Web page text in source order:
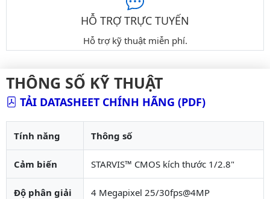
HỖ TRỢ TRỰC TUYẾN
Hỗ trợ kỹ thuật miễn phí.
THÔNG SỐ KỸ THUẬT
TẢI DATASHEET CHÍNH HÃNG (PDF)
Tính năng Thông số
Cảm biến STARVIS™ CMOS kích thước 1/2.8"
Độ phân giải 4 Megapixel 25/30fps@4MP